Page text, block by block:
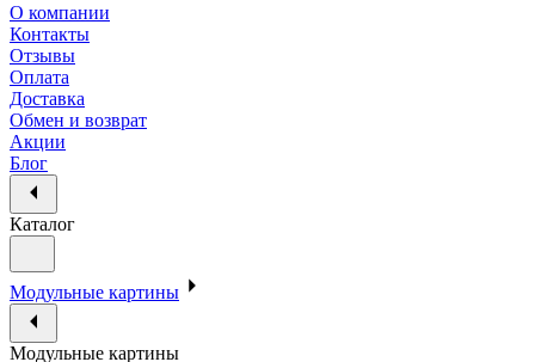
О компании
Контакты
Отзывы
Оплата
Доставка
Обмен и возврат
Акции
Блог
Каталог
Модульные картины
Модульные картины